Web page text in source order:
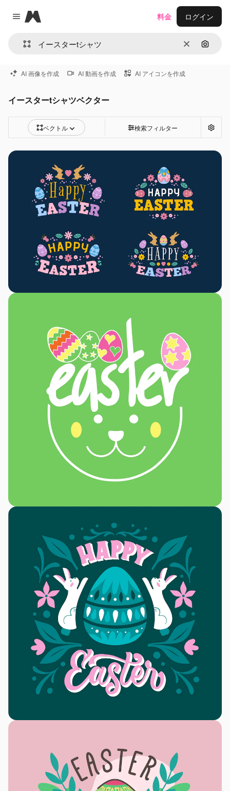
Close menu
Magnific
消去 画像で
料金 ログイン
AI 画像を作成 AI 動画を作成 AI アイコンを作成
イースターtシャツベクター
ベクトル 検索フィルター